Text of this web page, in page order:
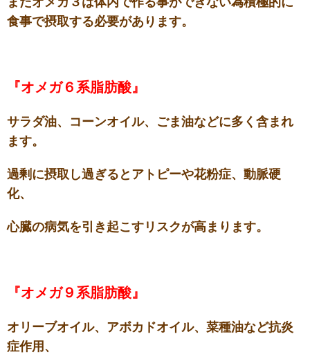
食事で摂取する必要があります。
『オメガ６系脂肪酸』
サラダ油、コーンオイル、ごま油などに多く含まれ
ます。
過剰に摂取し過ぎるとアトピーや花粉症、動脈硬
化、
心臓の病気を引き起こすリスクが高まります。
『オメガ９系脂肪酸』
オリーブオイル、アボカドオイル、菜種油など抗炎
症作用、